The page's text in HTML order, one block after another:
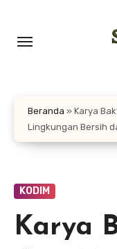
konten
Beranda » Karya
Lingkungan Bersih
KODIM
Karya